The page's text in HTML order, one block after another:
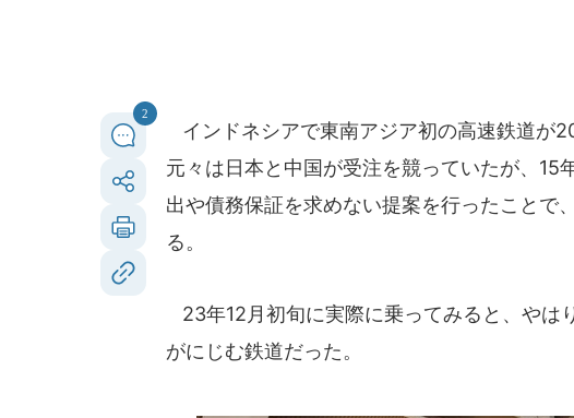
2
インドネシアで東南アジア初の高速鉄道が
元々は日本と中国が受注を競っていたが、15
出や債務保証を求めない提案を行ったことで
る。
23年12月初旬に実際に乗ってみると、やは
がにじむ鉄道だった。